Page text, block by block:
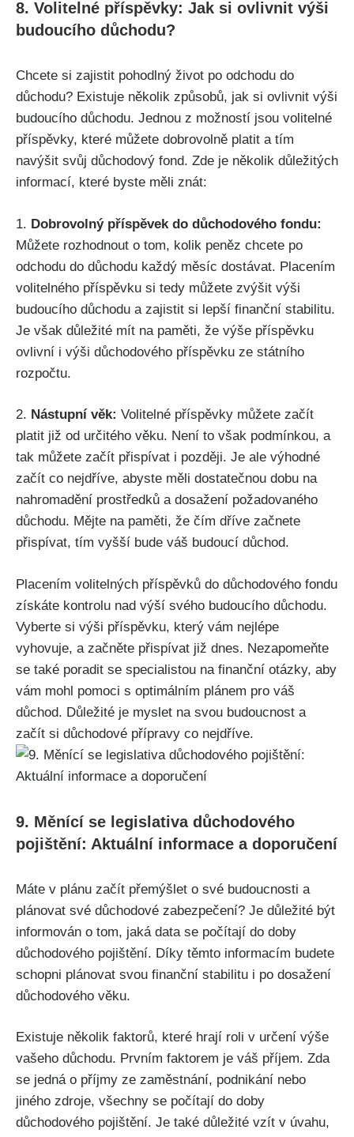
8. Volitelné příspěvky: Jak si ovlivnit výši
budoucího důchodu?
Chcete si zajistit pohodlný život po odchodu do
důchodu? Existuje několik způsobů, jak si ovlivnit výši
budoucího důchodu. Jednou z možností jsou volitelné
příspěvky, které můžete dobrovolně platit a tím
navýšit svůj důchodový fond. Zde je několik důležitých
informací, které byste měli znát:
1. Dobrovolný příspěvek do důchodového fondu:
Můžete rozhodnout o tom, kolik peněz chcete po
odchodu do důchodu každý měsíc dostávat. Placením
volitelného příspěvku si tedy můžete zvýšit výši
budoucího důchodu a zajistit si lepší finanční stabilitu.
Je však důležité mít na paměti, že výše příspěvku
ovlivní i výši důchodového příspěvku ze státního
rozpočtu.
2. Nástupní věk: Volitelné příspěvky můžete začít
platit již od určitého věku. Není to však podmínkou, a
tak můžete začít přispívat i později. Je ale výhodné
začít co nejdříve, abyste měli dostatečnou dobu na
nahromadění prostředků a dosažení požadovaného
důchodu. Mějte na paměti, že čím dříve začnete
přispívat, tím vyšší bude váš budoucí důchod.
Placením volitelných příspěvků do důchodového fondu
získáte kontrolu nad výší svého budoucího důchodu.
Vyberte si výši příspěvku, který vám nejlépe
vyhovuje, a začněte přispívat již dnes. Nezapomeňte
se také poradit se specialistou na finanční otázky, aby
vám mohl pomoci s optimálním plánem pro váš
důchod. Důležité je myslet na svou budoucnost a
začít si důchodové přípravy co nejdříve.
9. Měnící se legislativa důchodového
pojištění: Aktuální informace a doporučení
Máte v plánu začít přemýšlet o své budoucnosti a
plánovat své důchodové zabezpečení? Je důležité být
informován o tom, jaká data se počítají do doby
důchodového pojištění. Díky těmto informacím budete
schopni plánovat svou finanční stabilitu i po dosažení
důchodového věku.
Existuje několik faktorů, které hrají roli v určení výše
vašeho důchodu. Prvním faktorem je váš příjem. Zda
se jedná o příjmy ze zaměstnání, podnikání nebo
jiného zdroje, všechny se počítají do doby
důchodového pojištění. Je také důležité vzít v úvahu,